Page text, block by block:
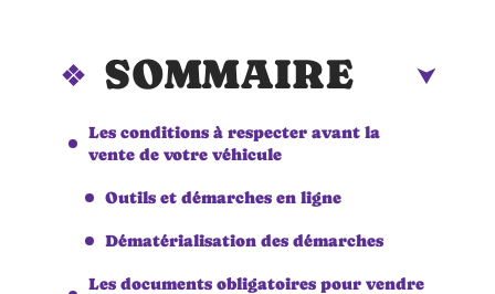
SOMMAIRE
Les conditions à respecter avant la
vente de votre véhicule
Outils et démarches en ligne
Dématérialisation des démarches
Les documents obligatoires pour vendre